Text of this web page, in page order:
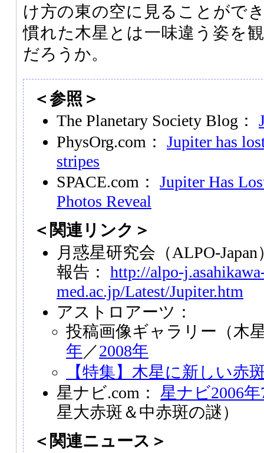
け方の東の空に見ることがで
慣れた木星とは一味違う姿を
だろうか。
＜参照＞
The Planetary Society Blog：
PhysOrg.com： Jupiter has
stripes
SPACE.com： Jupiter Has
Photos Reveal
＜関連リンク＞
月惑星研究会（ALPO-
報告： http://alpo-
med.ac.jp/Latest/Jupiter.htm
アストロアーツ：
投稿画像ギャラリー（木
年／2008年
【特集】木星に新しい赤
星ナビ.com： 星ナビ2006
星大赤斑＆中赤斑の謎）
＜関連ニュース＞